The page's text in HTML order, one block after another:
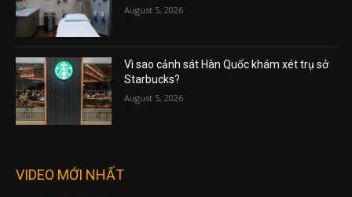
August 5, 2026
Vì sao cảnh sát Hàn Quốc khám xét trụ sở
Starbucks?
August 5, 2026
VIDEO MỚI NHẤT